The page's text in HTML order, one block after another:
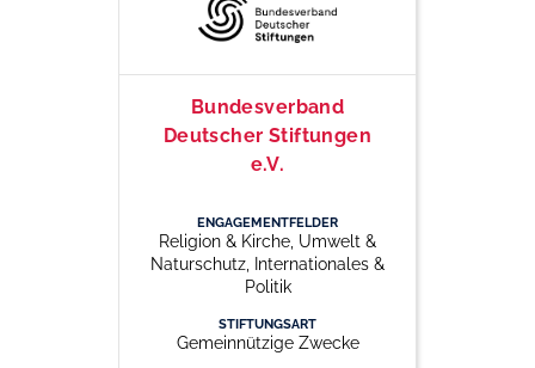
Bundesverband
Deutscher Stiftungen
e.V.
ENGAGEMENTFELDER
Religion & Kirche, Umwelt &
Naturschutz, Internationales &
Politik
STIFTUNGSART
Gemeinnützige Zwecke